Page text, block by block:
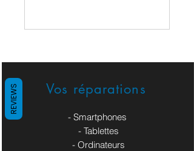
Vos réparations
- Smartphones
- Tablettes
- Ordinateurs
REVIEWS